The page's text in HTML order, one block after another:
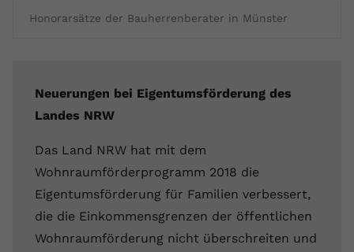
Honorarsätze der Bauherrenberater in Münster
Neuerungen bei Eigentumsförderung des
Landes NRW
Das Land NRW hat mit dem
Wohnraumförderprogramm 2018 die
Eigentumsförderung für Familien verbessert,
die die Einkommensgrenzen der öffentlichen
Wohnraumförderung nicht überschreiten und